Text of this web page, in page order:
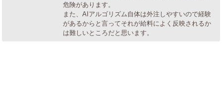
危険があります。
また、AIアルゴリズム自体は外注しやすいので経験
があるからと言ってそれが給料によく反映されるか
は難しいところだと思います。